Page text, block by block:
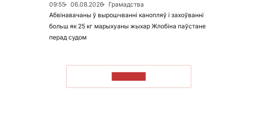
09:55
06.08.2026
Грамадства
Абвінавачаны ў вырошчванні канопляў і захоўванні
больш як 25 кг марыхуаны жыхар Жлобіна паўстане
перад судом